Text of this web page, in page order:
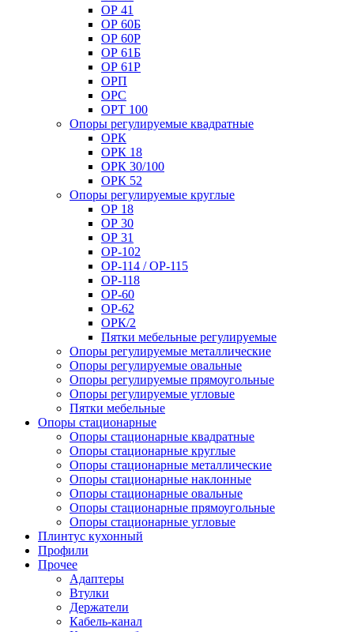
ОР 41
ОР 60Б
ОР 60Р
ОР 61Б
ОР 61Р
ОРП
ОРС
ОРТ 100
Опоры регулируемые квадратные
ОРК
ОРК 18
ОРК 30/100
ОРК 52
Опоры регулируемые круглые
ОР 18
ОР 30
ОР 31
ОР-102
ОР-114 / ОР-115
ОР-118
ОР-60
ОР-62
ОРК/2
Пятки мебельные регулируемые
Опоры регулируемые металлические
Опоры регулируемые овальные
Опоры регулируемые прямоугольные
Опоры регулируемые угловые
Пятки мебельные
Опоры стационарные
Опоры стационарные квадратные
Опоры стационарные круглые
Опоры стационарные металлические
Опоры стационарные наклонные
Опоры стационарные овальные
Опоры стационарные прямоугольные
Опоры стационарные угловые
Плинтус кухонный
Профили
Прочее
Адаптеры
Втулки
Держатели
Кабель-канал